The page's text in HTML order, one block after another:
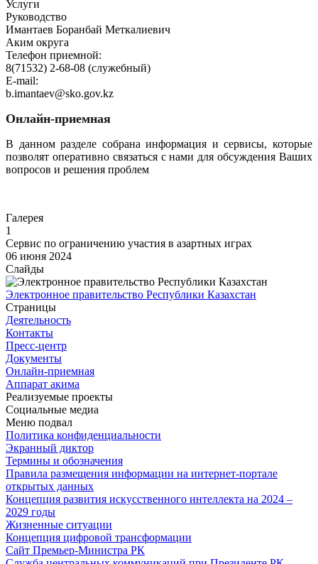
Услуги
Руководство
Имантаев Боранбай Меткалиевич
Аким округа
Телефон приемной:
8(71532) 2-68-08 (служебный)
E-mail:
b.imantaev@sko.gov.kz
Онлайн-приемная
В данном разделе собрана информация и сервисы, которые
позволят оперативно связаться с нами для обсуждения Ваших
вопросов и решения проблем
Галерея
1
Сервис по ограничению участия в азартных играх
06 июня 2024
Слайды
Электронное правительство Республики Казахстан
Страницы
Деятельность
Контакты
Пресс-центр
Документы
Онлайн-приемная
Аппарат акима
Реализуемые проекты
Социальные медиа
Меню подвал
Политика конфиденциальности
Экранный диктор
Термины и обозначения
Правила размещения информации на интернет-портале
открытых данных
Концепция развития искусственного интеллекта на 2024 –
2029 годы
Жизненные ситуации
Концепция цифровой трансформации
Сайт Премьер-Министра РК